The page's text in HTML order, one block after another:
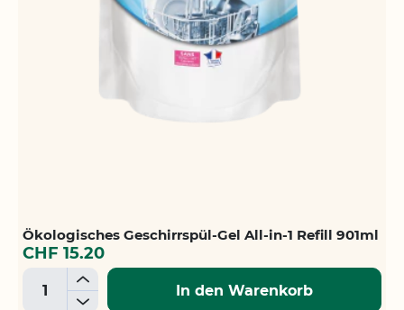
Ökologisches Geschirrspül-Gel All-in-1 Refill 901ml
CHF 15.20
+
-
In den Warenkorb